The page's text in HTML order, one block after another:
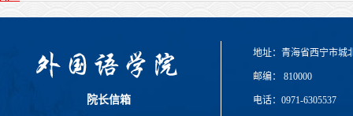
院长信箱
地址：青海省西宁市城
邮编： 810000
电话：0971-6305537